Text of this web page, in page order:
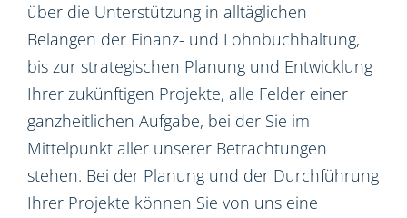
über die Unterstützung in alltäglichen
Belangen der Finanz- und Lohnbuchhaltung,
bis zur strategischen Planung und Entwicklung
Ihrer zukünftigen Projekte, alle Felder einer
ganzheitlichen Aufgabe, bei der Sie im
Mittelpunkt aller unserer Betrachtungen
stehen. Bei der Planung und der Durchführung
Ihrer Projekte können Sie von uns eine